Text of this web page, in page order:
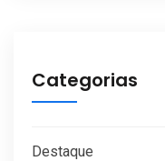
Categorias
Destaque